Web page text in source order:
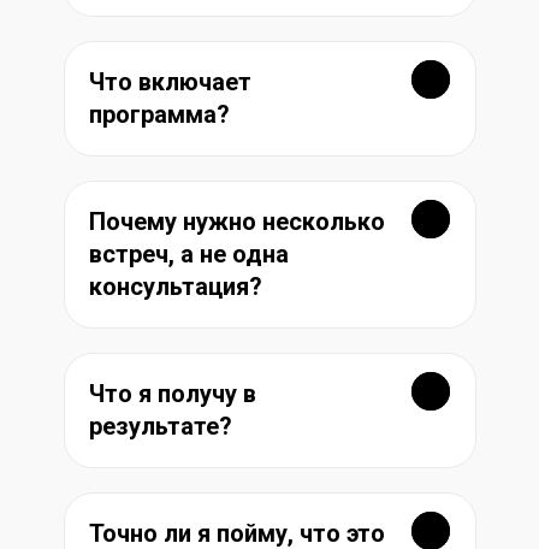
Что включает
программа?
Почему нужно несколько
встреч, а не одна
консультация?
Что я получу в
результате?
Точно ли я пойму, что это